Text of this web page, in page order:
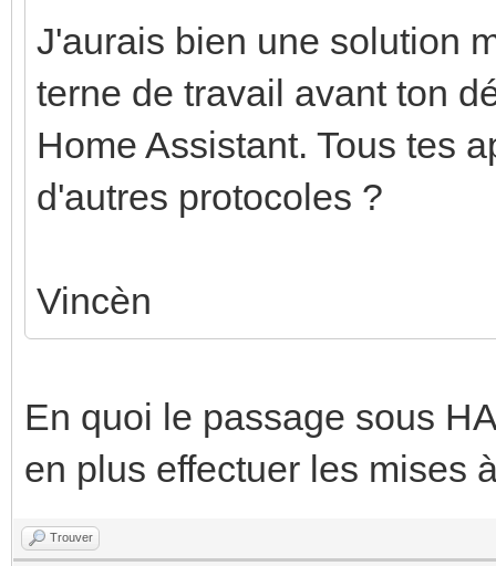
J'aurais bien une solution
terne de travail avant ton
Home Assistant. Tous tes
d'autres protocoles ?
Vincèn
En quoi le passage sous
en plus effectuer les mises
Trouver